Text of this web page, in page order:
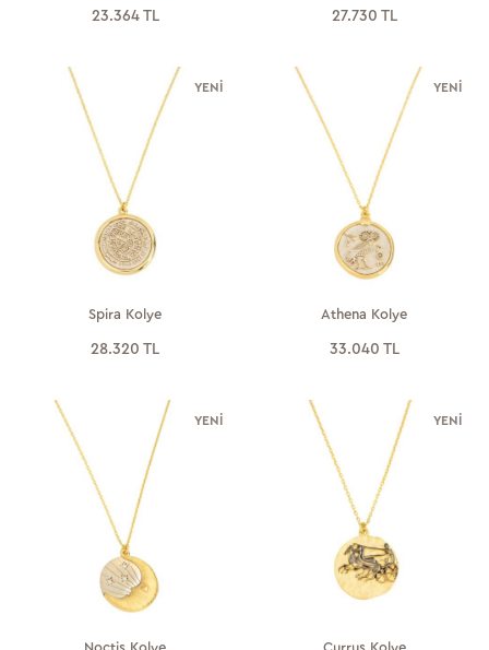
23.364 TL 27.730 TL
YENI
Spira Kolye
28.320 TL
YENI
Athena Kolye
33.040 TL
YENI
Noctis Kolye
YENI
Currus Kolye